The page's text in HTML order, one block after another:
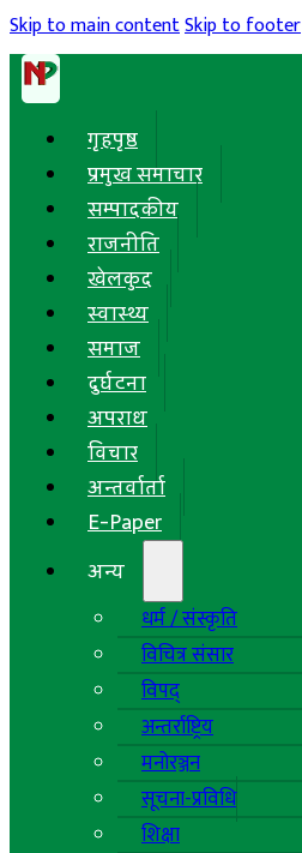
Skip to main contentSkip to footer
गृहपृष्ठ
प्रमुख समाचार
सम्पादकीय
राजनीति
खेलकुद
स्वास्थ्य
समाज
दुर्घटना
अपराध
विचार
अन्तर्वार्ता
E-Paper
अन्य
धर्म / संस्कृति
विचित्र संसार
विपद्
अन्तर्राष्ट्रिय
मनोरञ्जन
सूचना-प्रविधि
शिक्षा